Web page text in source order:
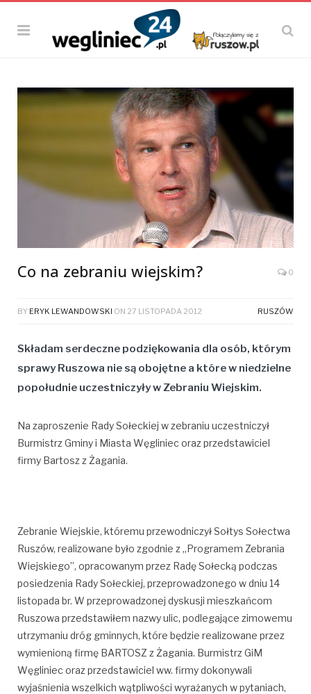
Co na zebraniu wiejskim? 0
BY ERYK LEWANDOWSKI ON 27 LISTOPADA 2012 RUSZÓW
Składam serdeczne podziękowania dla osób, którym
sprawy Ruszowa nie są obojętne a które w niedzielne
popołudnie uczestniczyły w Zebraniu Wiejskim.
Na zaproszenie Rady Sołeckiej w zebraniu uczestniczył
Burmistrz Gminy i Miasta Węgliniec oraz przedstawiciel
firmy Bartosz z Żagania.
Zebranie Wiejskie, któremu przewodniczył Sołtys Sołectwa
Ruszów, realizowane było zgodnie z „Programem Zebrania
Wiejskiego”, opracowanym przez Radę Sołecką podczas
posiedzenia Rady Sołeckiej, przeprowadzonego w dniu 14
listopada br. W przeprowadzonej dyskusji mieszkańcom
Ruszowa przedstawiłem nazwy ulic, podlegające zimowemu
utrzymaniu dróg gminnych, które będzie realizowane przez
wymienioną firmę BARTOSZ z Żagania. Burmistrz GiM
Węgliniec oraz przedstawiciel ww. firmy dokonywali
wyjaśnienia wszelkich wątpliwości wyrażanych w pytaniach,